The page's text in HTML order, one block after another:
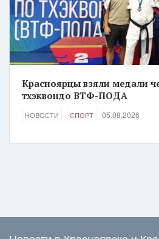
Красноярцы взяли медали
тхэквондо ВТФ-ПОДА
НОВОСТИ СПОРТ 05.08.2026